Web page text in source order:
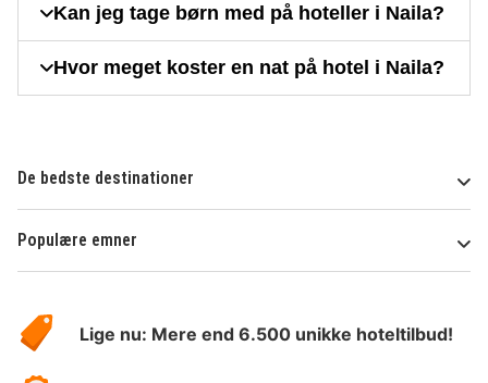
Kan jeg tage børn med på hoteller i Naila?
Hvor meget koster en nat på hotel i Naila?
De bedste destinationer
Populære emner
HotelSpecials
Lige nu: Mere end 6.500 unikke hoteltilbud!